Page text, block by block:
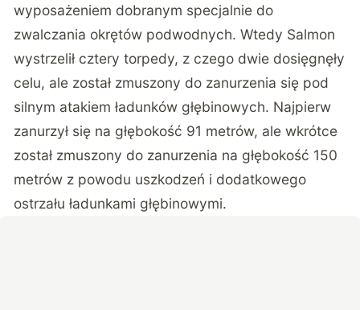
wyposażeniem dobranym specjalnie do
zwalczania okrętów podwodnych. Wtedy Salmon
wystrzelił cztery torpedy, z czego dwie dosięgnęły
celu, ale został zmuszony do zanurzenia się pod
silnym atakiem ładunków głębinowych. Najpierw
zanurzył się na głębokość 91 metrów, ale wkrótce
został zmuszony do zanurzenia na głębokość 150
metrów z powodu uszkodzeń i dodatkowego
ostrzału ładunkami głębinowymi.